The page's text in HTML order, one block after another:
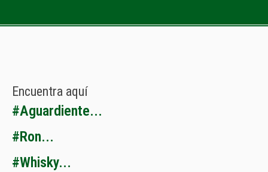
Encuentra aquí
#Aguardiente...
#Ron...
#Whisky...